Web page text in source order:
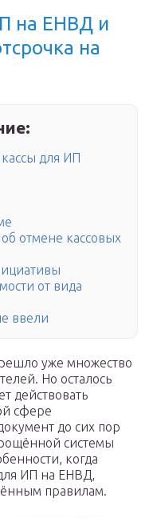
на ЕНВД и
на
кассы для ИП
отмене кассовых
от вида
ввели
уже множество
Но осталось
действовать
сфере
до сих пор
системы
когда
ИП на ЕНВД,
правилам.